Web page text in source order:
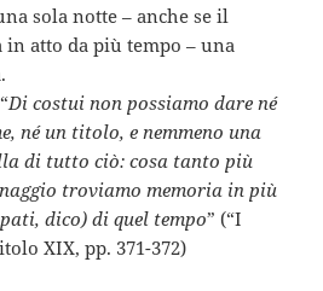
sola notte – anche se il
in atto da più tempo – una
Di costui non possiamo dare né
né un titolo, e nemmeno una
di tutto ciò: cosa tanto più
troviamo memoria in più
dico) di quel tempo” (“I
XIX, pp. 371-372)